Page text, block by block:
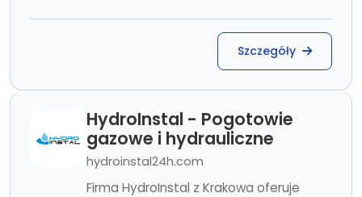
Szczegóły
HydroInstal - Pogotowie
gazowe i hydrauliczne
hydroinstal24h.com
Firma HydroInstal z Krakowa oferuje